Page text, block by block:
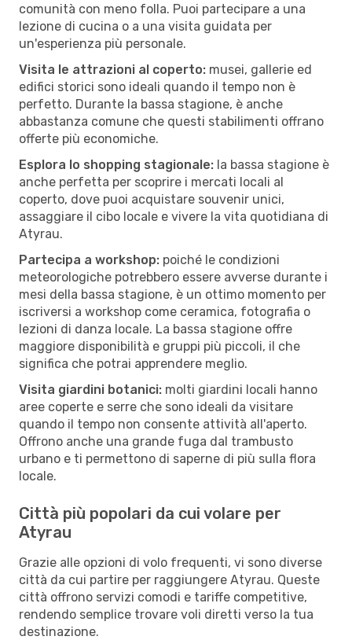
comunità con meno folla. Puoi partecipare a una
lezione di cucina o a una visita guidata per
un'esperienza più personale.
Visita le attrazioni al coperto: musei, gallerie ed
edifici storici sono ideali quando il tempo non è
perfetto. Durante la bassa stagione, è anche
abbastanza comune che questi stabilimenti offrano
offerte più economiche.
Esplora lo shopping stagionale: la bassa stagione è
anche perfetta per scoprire i mercati locali al
coperto, dove puoi acquistare souvenir unici,
assaggiare il cibo locale e vivere la vita quotidiana di
Atyrau.
Partecipa a workshop: poiché le condizioni
meteorologiche potrebbero essere avverse durante i
mesi della bassa stagione, è un ottimo momento per
iscriversi a workshop come ceramica, fotografia o
lezioni di danza locale. La bassa stagione offre
maggiore disponibilità e gruppi più piccoli, il che
significa che potrai apprendere meglio.
Visita giardini botanici: molti giardini locali hanno
aree coperte e serre che sono ideali da visitare
quando il tempo non consente attività all'aperto.
Offrono anche una grande fuga dal trambusto
urbano e ti permettono di saperne di più sulla flora
locale.
Città più popolari da cui volare per
Atyrau
Grazie alle opzioni di volo frequenti, vi sono diverse
città da cui partire per raggiungere Atyrau. Queste
città offrono servizi comodi e tariffe competitive,
rendendo semplice trovare voli diretti verso la tua
destinazione.